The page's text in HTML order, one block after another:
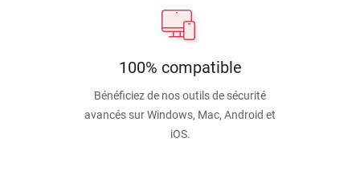
100% compatible
Bénéficiez de nos outils de sécurité
avancés sur Windows, Mac, Android et
iOS.